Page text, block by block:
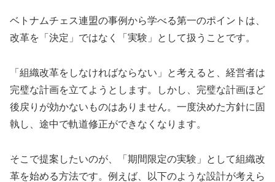
ベトナムチェス連盟の事例から学べる第一のポイントは、
改革を「決定」ではなく「実験」として扱うことです。
「組織改革をしなければならない」と考えると、経営者は
完璧な計画を立てようとします。しかし、完璧な計画ほど
後戻りが効かないものはありません。一度決めた方針に固
執し、途中で軌道修正ができなくなります。
そこで提案したいのが、「期間限定の実験」として組織改
革を始める方法です。例えば、以下のような設計が考えら